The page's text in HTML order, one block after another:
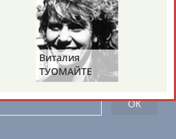
деятельностиinform@infosport.ru
996
Виталия
ТУОМАЙТЕ